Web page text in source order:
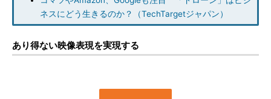
ネスにどう生きるのか？（TechTargetジャパン）
あり得ない映像表現を実現する